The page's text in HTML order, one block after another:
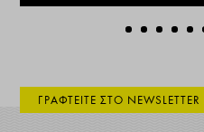
ΓΡΑΦΤΕΙΤΕ ΣΤΟ